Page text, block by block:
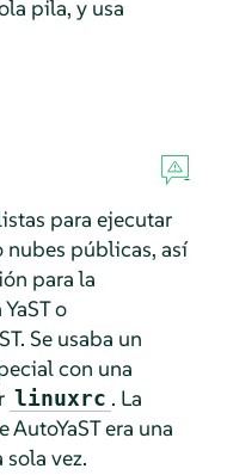
pila, y usa
para ejecutar
nubes públicas, así
para la
o
Se usaba un
con una
linuxrc . La
era una
sola vez.